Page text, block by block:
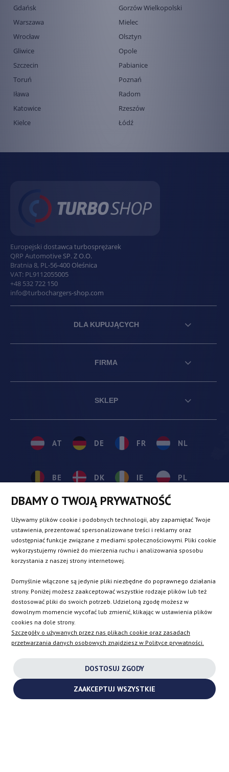
Gdańsk
Warszawa
Wrocław
Gliwice
Szczecin
Toruń
Iława
Katowice
Kielce
Gorzów Wielkopolski
Mielec
Olsztyn
Opole
Pabianice
Poznań
Radom
Rzeszów
Łódź
Europejski dostawca turbosprężarek
QRP Automotive SP. Z O.O.
Bratnia 8, PL-56-400 Oleśnica
VAT: PL9112055005
+48 532 722 150
info@turbochargers-shop.com
DLA KUPUJĄCYCH
FIRMA
SKLEP
AT
BE
DE
DK
FR
IE
NL
PL
EN
INSTAGRAM
FACEBOOK
YOUTUBE
DBAMY O TWOJĄ PRYWATNOŚĆ
Używamy plików cookie i podobnych technologii, aby zapamiętać Twoje
ustawienia, prezentować spersonalizowane treści i reklamy oraz
udostępniać funkcje związane z mediami społecznościowymi. Pliki cookie
wykorzystujemy również do mierzenia ruchu i analizowania sposobu
korzystania z naszej strony internetowej.
Domyślnie włączone są jedynie pliki niezbędne do poprawnego działania
strony. Poniżej możesz zaakceptować wszystkie rodzaje plików lub też
dostosować pliki do swoich potrzeb. Udzieloną zgodę możesz w
dowolnym momencie wycofać lub zmienić, klikając w ustawienia plików
cookies na dole strony.
Szczegóły o używanych przez nas plikach cookie oraz zasadach
przetwarzania danych osobowych znajdziesz w Polityce prywatności.
DOSTOSUJ ZGODY
ZAAKCEPTUJ WSZYSTKIE